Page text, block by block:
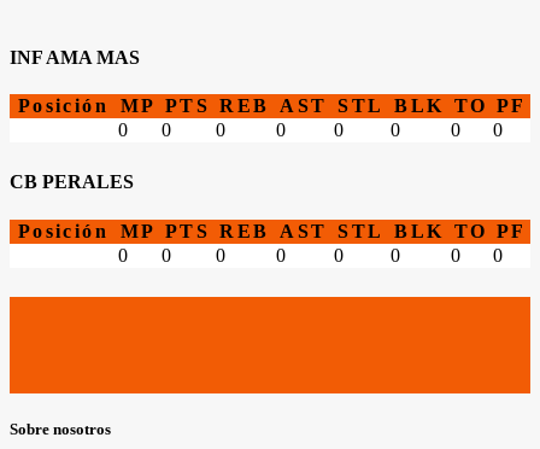
INF AMA MAS
Posición MP PTS REB AST STL BLK TO PF
0
0 0 0 0 0 0 0
CB PERALES
Posición MP PTS REB AST STL BLK TO PF
0
0 0 0 0 0 0 0
Sobre nosotros